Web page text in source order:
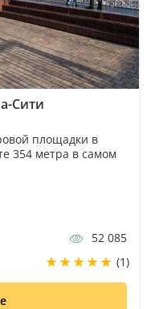
Сити
площадки в
354 метра в самом
52 085
(1)